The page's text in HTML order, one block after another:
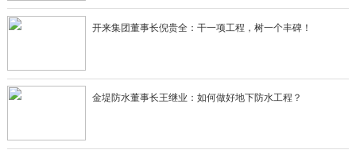
场获得一席之地，正如蜀羊防水：一直在竞争中前
行！
开来集团董事长倪贵全：干一项工程，树一个丰碑！
金堤防水董事长王继业：如何做好地下防水工程？